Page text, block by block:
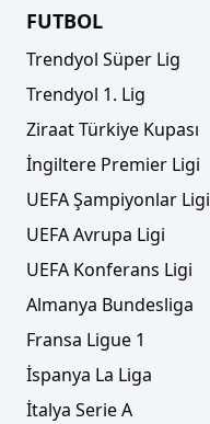
FUTBOL
Trendyol Süper Lig
Trendyol 1. Lig
Ziraat Türkiye Kupası
İngiltere Premier Ligi
UEFA Şampiyonlar Ligi
UEFA Avrupa Ligi
UEFA Konferans Ligi
Almanya Bundesliga
Fransa Ligue 1
İspanya La Liga
İtalya Serie A